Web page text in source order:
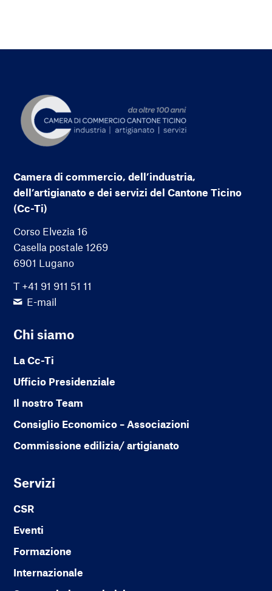
Camera di commercio, dell’industria,
dell’artigianato e dei servizi del Cantone Ticino
(Cc-Ti)
Corso Elvezia 16
Casella postale 1269
6901 Lugano
T +41 91 911 51 11
E-mail
Chi siamo
La Cc-Ti
Ufficio Presidenziale
Il nostro Team
Consiglio Economico – Associazioni
Commissione edilizia/ artigianato
Servizi
CSR
Eventi
Formazione
Internazionale